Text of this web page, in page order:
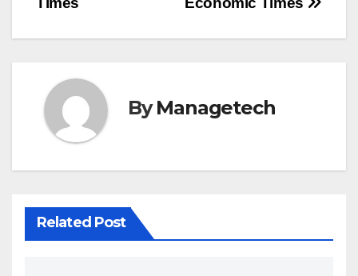
ゲ
ー
シ
ョ
ン
ByManagetech
Related Post